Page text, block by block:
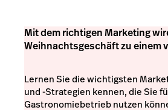
Mit dem richtigen Marketing
Weihnachtsgeschäft zu einem
Lernen Sie die wichtigsten
und -Strategien kennen, die Sie
Gastronomiebetrieb nutzen